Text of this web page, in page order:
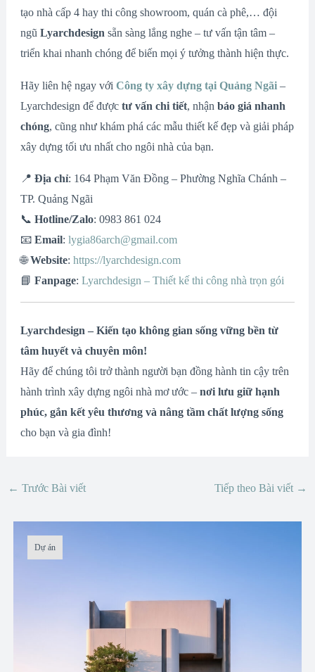
tạo nhà cấp 4 hay thi công showroom, quán cà phê,… đội
ngũ Lyarchdesignsẵn sàng lắng nghe – tư vấn tận tâm –
triển khai nhanh chóng để biến mọi ý tưởng thành hiện thực.
Hãy liên hệ ngay với Công ty xây dựng tại Quảng Ngãi–
Lyarchdesign để được tư vấn chi tiết, nhận báo giá nhanh
chóng, cũng như khám phá các mẫu thiết kế đẹp và giải pháp
xây dựng tối ưu nhất cho ngôi nhà của bạn.
📍 Địa chỉ: 164 Phạm Văn Đồng – Phường Nghĩa Chánh –
TP. Quảng Ngãi
📞 Hotline/Zalo: 0983 861 024
📧 Email: lygia86arch@gmail.com
🌐Website: https://lyarchdesign.com
📘 Fanpage: Lyarchdesign – Thiết kế thi công nhà trọn gói
Lyarchdesign – Kiến tạo không gian sống vững bền từ
tâm huyết và chuyên môn!
Hãy để chúng tôi trở thành người bạn đồng hành tin cậy trên
hành trình xây dựng ngôi nhà mơ ước – nơi lưu giữ hạnh
phúc, gắn kết yêu thương và nâng tầm chất lượng sống
cho bạn và gia đình!
← Trước Bài viết Tiếp theo Bài viết →
Dự án